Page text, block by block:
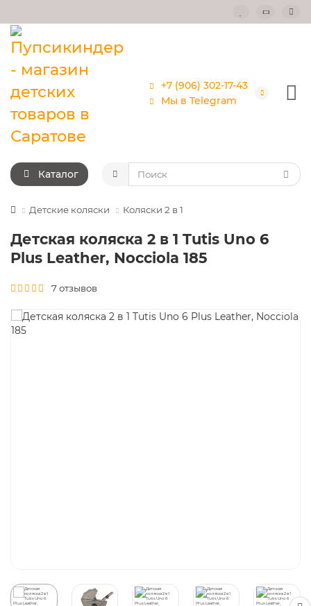
+7 (906) 302-17-43
Мы в Telegram
Каталог
Детские коляски Коляски 2 в 1
Детская коляска 2 в 1 Tutis Uno 6
Plus Leather, Nocciola 185
7 отзывов